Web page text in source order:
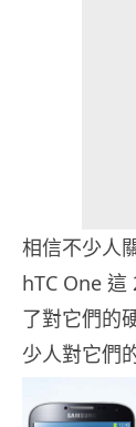
相信不少人
hTC One
了對它們的
少人對它們